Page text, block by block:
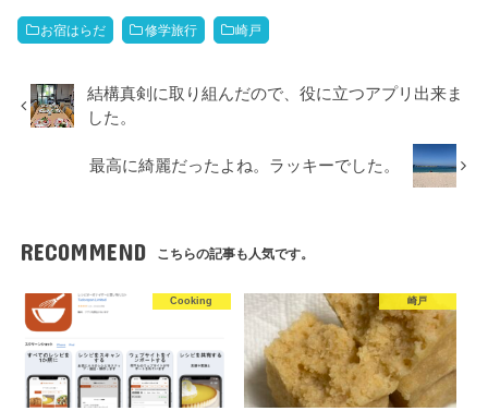
お宿はらだ 修学旅行 崎戸
結構真剣に取り組んだので、役に立つアプリ出来ま
した。
最高に綺麗だったよね。ラッキーでした。
RECOMMEND こちらの記事も人気です。
Cooking 崎戸